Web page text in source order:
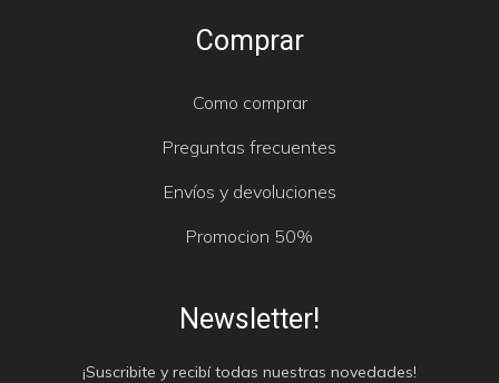
Comprar
Como comprar
Preguntas frecuentes
Envíos y devoluciones
Promocion 50%
Newsletter!
¡Suscribite y recibí todas nuestras novedades!